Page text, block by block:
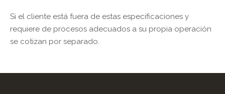
Si el cliente está fuera de estas especificaciones y
requiere de procesos adecuados a su propia operación
se cotizan por separado.